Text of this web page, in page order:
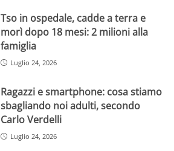
Tso in ospedale, cadde a terra e
morì dopo 18 mesi: 2 milioni alla
famiglia
Luglio 24, 2026
Ragazzi e smartphone: cosa stiamo
sbagliando noi adulti, secondo
Carlo Verdelli
Luglio 24, 2026